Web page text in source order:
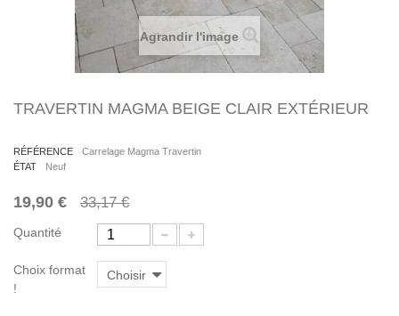
Agrandir l'image
TRAVERTIN MAGMA BEIGE CLAIR EXTÉRIEUR
RÉFÉRENCE
Carrelage Magma Travertin
ÉTAT
Neuf
19,90 € 33,17 €
Quantité
Choix format
!
Choisir